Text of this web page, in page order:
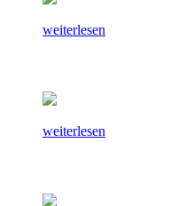
weiterlesen
weiterlesen